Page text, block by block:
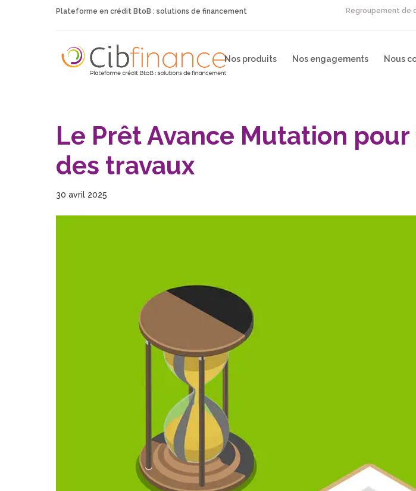
Plateforme en crédit BtoB : solutions de financement Regroupement de
Nos produits Nos engagements Nous
Le Prêt Avance Mutation
des travaux
30 avril 2025